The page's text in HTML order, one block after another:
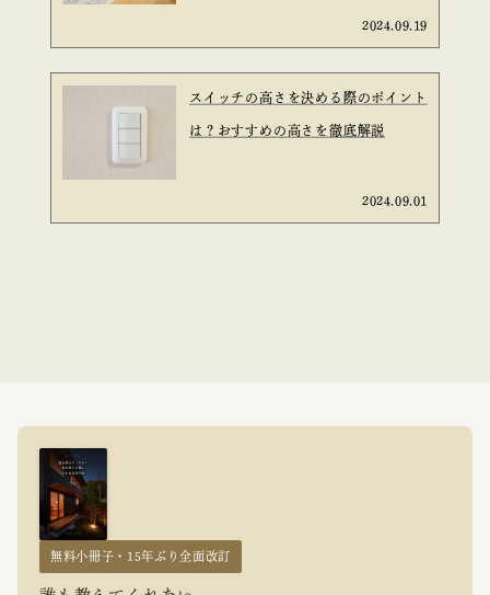
2024.09.19
スイッチの高さを決める際のポイント
は？おすすめの高さを徹底解説
2024.09.01
無料小冊子・15年ぶり全面改訂